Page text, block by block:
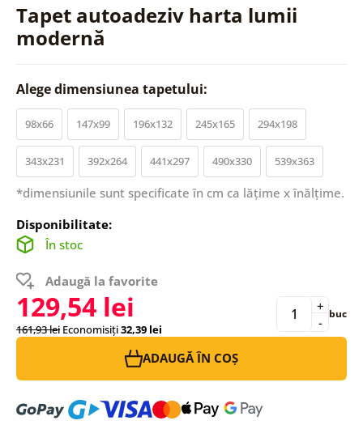
Tapet autoadeziv harta lumii
modernă
Alege dimensiunea tapetului:
98x66 147x99 196x132 245x165 294x198
343x231 392x264 441x297 490x330 539x363
*dimensiunile sunt specificate în cm ca lățime x înălțime.
Disponibilitate:
În stoc
Adaugă la favorite
129,54 lei
161,93 lei Economisiți32,39 lei -
+ buc
ADAUGĂ ÎN COȘ